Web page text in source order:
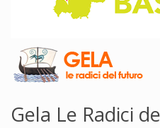
Gela Le Radici